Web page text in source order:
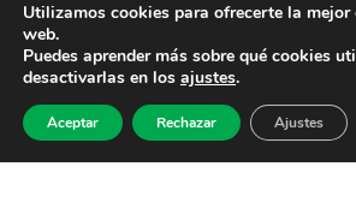
Utilizamos cookies para ofrecerte la mejor
web.
Puedes aprender más sobre qué cookies
desactivarlas en los ajustes.
Aceptar Rechazar Ajustes